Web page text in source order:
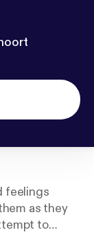
feelings
as they
to
jail.